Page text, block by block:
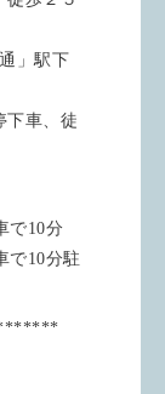
」駅下
下車、徒
で10分
で10分駐